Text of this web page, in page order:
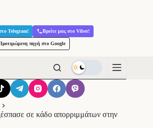
Telegram! Βρείτε μας στο Viber!
πηγή στο Google
σε κάδο απορριμμάτων στην